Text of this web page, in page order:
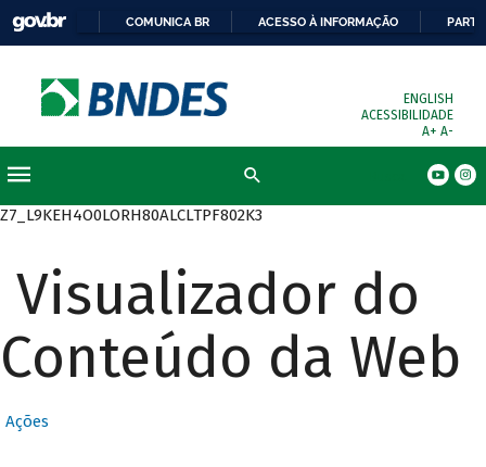
COMUNICA BR ACESSO À INFORMAÇÃO
ENGLISH
ACESSIBILIDADE
A+ A-
Z7_L9KEH4O0LORH80ALCLTPF802K3
Visualizador do
Conteúdo da Web
Ações